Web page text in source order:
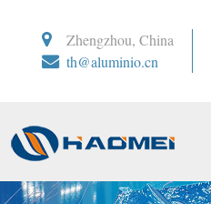
Zhengzhou, China
th@aluminio.cn